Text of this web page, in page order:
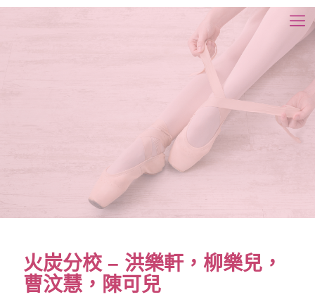
火炭分校 – 洪樂軒，柳樂兒，
曹汶慧，陳可兒